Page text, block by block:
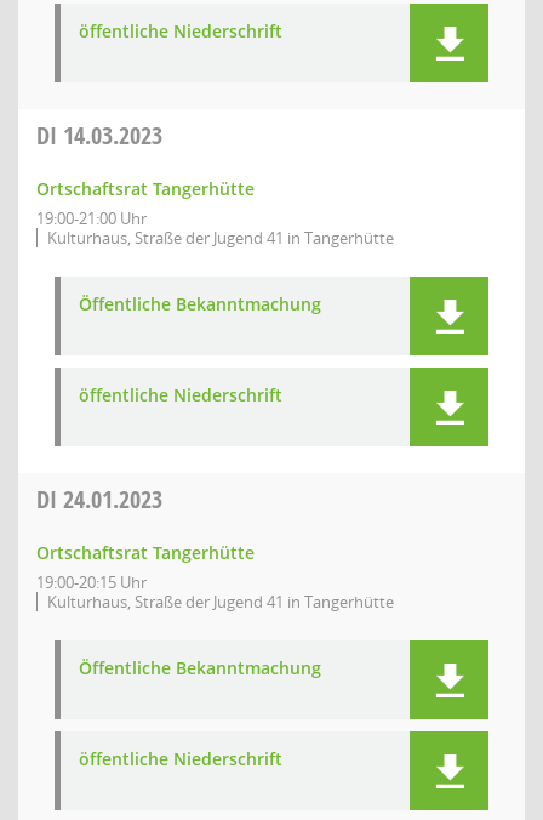
öffentliche Niederschrift
DI 14.03.2023
Ortschaftsrat Tangerhütte
19:00-21:00 Uhr
Kulturhaus, Straße der Jugend 41 in Tangerhütte
Öffentliche Bekanntmachung
öffentliche Niederschrift
DI 24.01.2023
Ortschaftsrat Tangerhütte
19:00-20:15 Uhr
Kulturhaus, Straße der Jugend 41 in Tangerhütte
Öffentliche Bekanntmachung
öffentliche Niederschrift